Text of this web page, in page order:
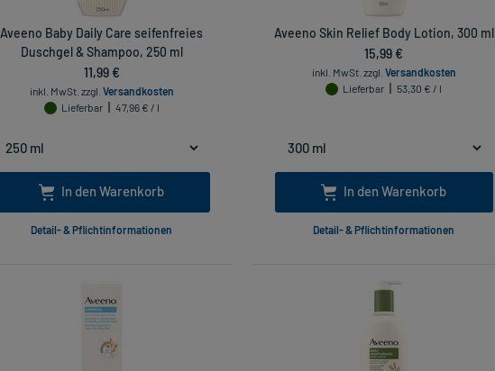
Aveeno Baby Daily Care seifenfreies
Duschgel & Shampoo, 250 ml
11,99 €
inkl. MwSt. zzgl. Versandkosten
Lieferbar
47,96 € / l
In den Warenkorb
Detail- & Pflichtinformationen
Aveeno Skin Relief Body Lotion, 300 ml
15,99 €
inkl. MwSt. zzgl. Versandkosten
Lieferbar
53,30 € / l
In den Warenkorb
Detail- & Pflichtinformationen